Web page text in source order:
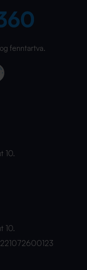
fenntartva.
10.
10.
221072600123